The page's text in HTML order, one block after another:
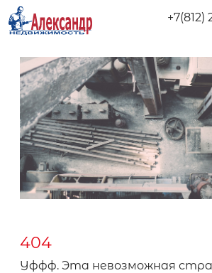
404
Уффф. Эта невозможная